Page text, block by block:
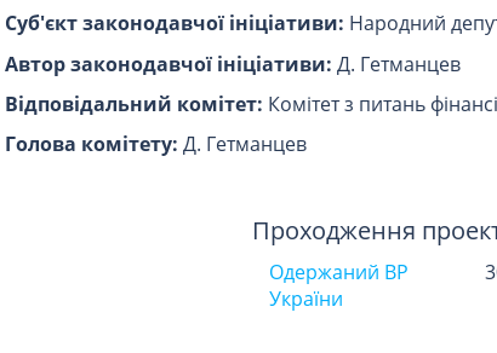
Суб'єкт законодавчої ініціативи: Народний
Автор законодавчої ініціативи: Д. Гетманцев
Відповідальний комітет: Комітет з питань
Голова комітету: Д. Гетманцев
Проходження
Одержаний ВР
України